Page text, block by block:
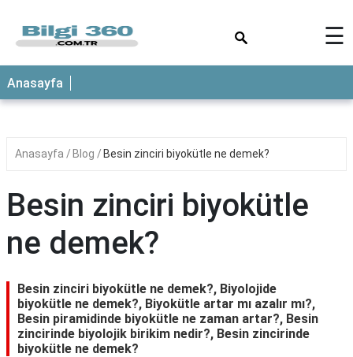
ANASAYFA
☰
Anasayfa
Anasayfa Blog Besin zinciri biyokütle ne demek?
Besin zinciri biyokütle
ne demek?
Besin zinciri biyokütle ne demek?, Biyolojide
biyokütle ne demek?, Biyokütle artar mı azalır mı?,
Besin piramidinde biyokütle ne zaman artar?, Besin
zincirinde biyolojik birikim nedir?, Besin zincirinde
biyokütle ne demek?